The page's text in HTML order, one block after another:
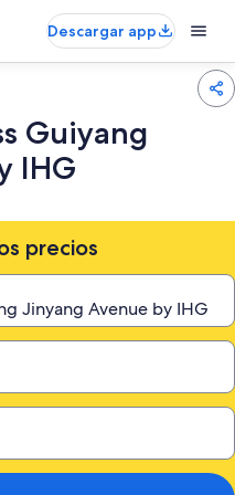
Descargar app
Guiyang
IHG
precios